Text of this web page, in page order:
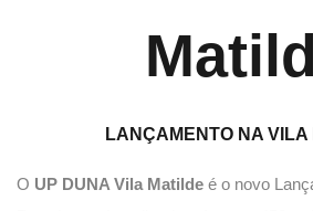
LANÇAMENTO NA VILA
O UP DUNA Vila Matilde é o novo